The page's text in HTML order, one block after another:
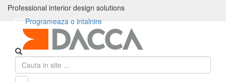
Professional interior design solutions
Programeaza o intalnire
Professional interior design solutions
PRODUSE
Pardoseli
de
Amenajare
Pereti
Mobilier
de
Solutii
acustice
Corpuri
de
Textile
HoReCa
Toate
produsele